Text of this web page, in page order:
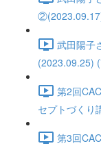
武田陽子
(2023.09.25)
第2回
セプトづくり
第3回